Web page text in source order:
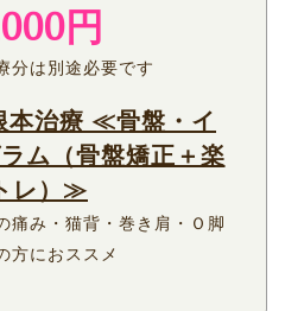
円
分は別途必要です
本治療 ≪骨盤・イ
ム（骨盤矯正＋楽
レ）≫
痛み・猫背・巻き肩・Ｏ脚
方におススメ